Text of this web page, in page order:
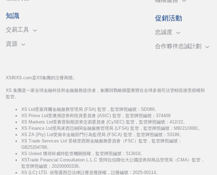
知識
交易工具
資源
促銷活動
忠誠度
合作夥伴忠誠計劃
XS和XS.com是XS集團的注冊商標。
XS 集團是一家全球金融科技和金融服務提供者，集團與戰略聯盟實體在全球多個司法管轄區接受授權和
監管。
XS Ltd受塞席爾金融服務管理局 (FSA) 監管，監管牌照編號：SD089。
XS Prime Ltd受澳洲證券和投資委員會 (ASIC) 監管，監管牌照編號：374409
XS Markets Ltd受賽普勒斯證券交易委員會 (CySEC) 監管，監管牌照編號：412/22。
XS Finance Ltd受馬來西亞納閩金融服務管理局 (LFSA) 監管，監管牌照編號：MB/21/0081。
XS ZA (Pty) Ltd受南非金融部門行為監理局 (FSCA) 監管，監管牌照編號：53199。
XS Trade Services Ltd 受模里西斯金融服務委員會（FSC）監管，監管牌照編號：
GB25204786。
XS United 獲得科威特監管機關授權，監管牌照編號：513918。
XSTrade Financial Consultation L.L.C 受阿拉伯聯合大公國證券與商品管理局（CMA）監管，
監管牌照編號：20200000339。
XS (LC) LTD. 依聖露西亞法律註冊並獲授權，註冊編號：2025-00114。